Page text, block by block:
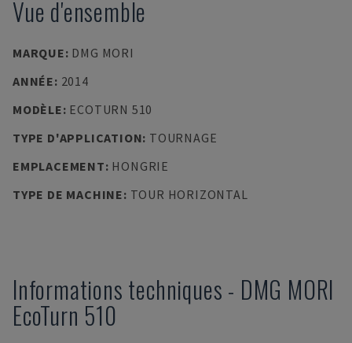
Vue d'ensemble
MARQUE: DMG MORI
ANNÉE: 2014
MODÈLE: ECOTURN 510
TYPE D'APPLICATION: TOURNAGE
EMPLACEMENT: HONGRIE
TYPE DE MACHINE: TOUR HORIZONTAL
Informations techniques - DMG MORI
EcoTurn 510